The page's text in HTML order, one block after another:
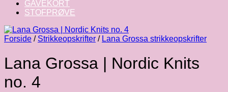
GAVEKORT
STOFPRØVE
Forside / Strikkeopskrifter / Lana Grossa strikkeopskrifter
Lana Grossa | Nordic Knits
no. 4